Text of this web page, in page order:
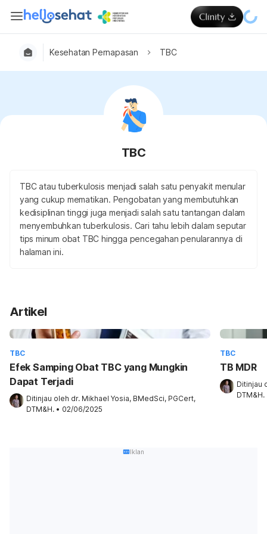
Kesehatan Pernapasan TBC
TBC
TBC atau tuberkulosis menjadi salah satu penyakit menular
yang cukup mematikan. Pengobatan yang membutuhkan
kedisiplinan tinggi juga menjadi salah satu tantangan dalam
menyembuhkan tuberkulosis. Cari tahu lebih dalam seputar
tips minum obat TBC hingga pencegahan penularannya di
halaman ini.
Artikel
TBC
Efek Samping Obat TBC yang Mungkin
Dapat Terjadi
Ditinjau oleh dr. Mikhael Yosia, BMedSci, PGCert,
DTM&H. • 02/06/2025
TBC
TB MDR
Ditinjau
DTM&H.
Iklan